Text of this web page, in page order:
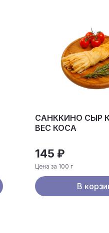
САНККИНО СЫР
ВЕС КОСА
145 ₽
Цена за 100 г
В